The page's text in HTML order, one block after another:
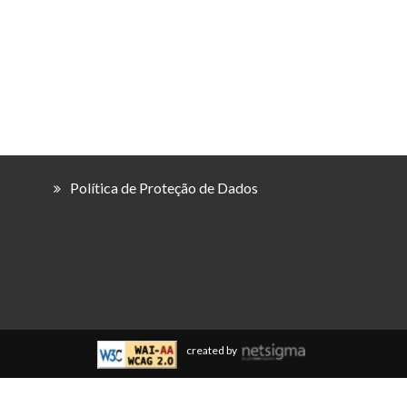
Política de Proteção de Dados
created by